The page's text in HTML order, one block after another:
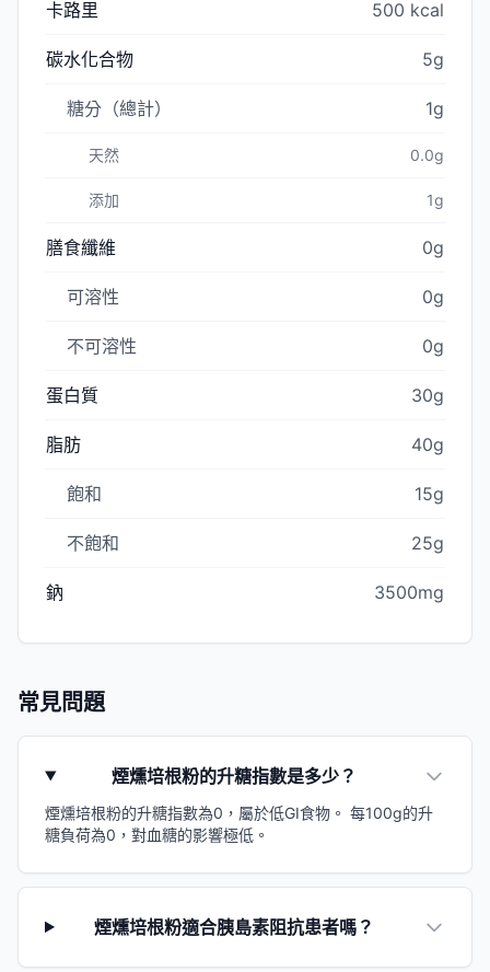
卡路里 500 kcal
碳水化合物 5g
糖分（總計） 1g
天然 0.0g
添加 1g
膳食纖維 0g
可溶性 0g
不可溶性 0g
蛋白質 30g
脂肪 40g
飽和 15g
不飽和 25g
鈉 3500mg
常見問題
煙燻培根粉的升糖指數是多少？
煙燻培根粉的升糖指數為0，屬於低GI食物。 每100g的升
糖負荷為0，對血糖的影響極低。
煙燻培根粉適合胰島素阻抗患者嗎？